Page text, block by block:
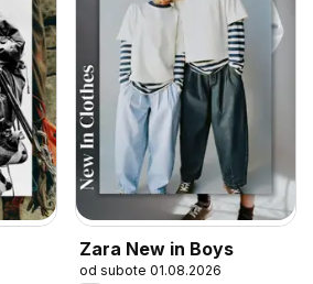
Zara New in Boys
od subote 01.08.2026